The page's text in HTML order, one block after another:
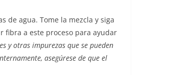
de agua. Tome la mezcla y siga
fibra a este proceso para ayudar
y otras impurezas que se pueden
asegúrese de que el